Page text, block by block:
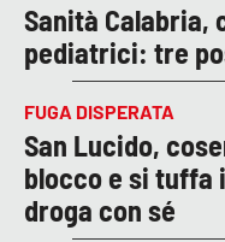
Sanità Calabria,
pediatrici: tre
FUGA DISPERATA
San Lucido,
blocco e si tuffa
droga con sé